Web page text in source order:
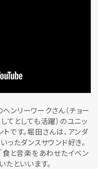
ンリーワークさん（チョー
てとしても活躍）のユニッ
です。堀田さんは、アンダ
ったダンスサウンド好き。
食と音楽をあわせたイベン
たといいます。